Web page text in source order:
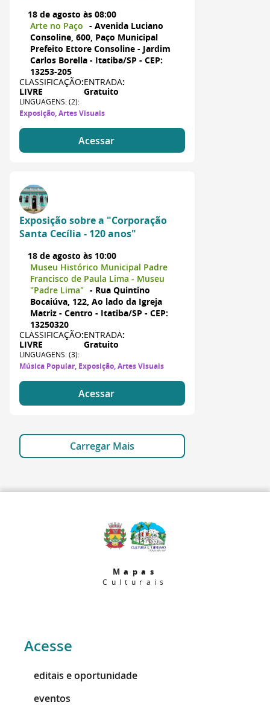
18 de agosto às 08:00
Arte no Paço - Avenida Luciano
Consoline, 600, Paço Municipal
Prefeito Ettore Consoline - Jardim
Carlos Borella - Itatiba/SP - CEP:
13253-205
CLASSIFICAÇÃO:
LIVRE
ENTRADA:
Gratuito
LINGUAGENS: (2):
Exposição, Artes Visuais
Acessar
Exposição sobre a "Corporação
Santa Cecília - 120 anos"
18 de agosto às 10:00
Museu Histórico Municipal Padre
Francisco de Paula Lima - Museu
"Padre Lima" - Rua Quintino
Bocaiúva, 122, Ao lado da Igreja
Matriz - Centro - Itatiba/SP - CEP:
13250320
CLASSIFICAÇÃO:
LIVRE
ENTRADA:
Gratuito
LINGUAGENS: (3):
Música Popular, Exposição, Artes Visuais
Acessar
Carregar Mais
Mapas
Culturais
Acesse
editais e oportunidade
eventos